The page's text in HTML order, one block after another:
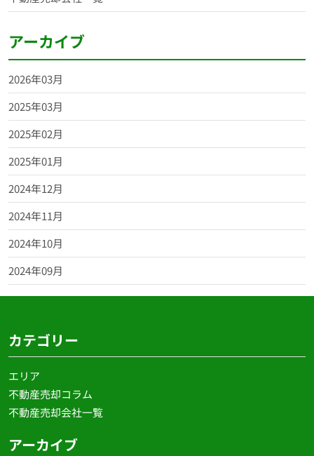
アーカイブ
2026年03月
2025年03月
2025年02月
2025年01月
2024年12月
2024年11月
2024年10月
2024年09月
カテゴリー
エリア
不動産売却コラム
不動産売却会社一覧
アーカイブ